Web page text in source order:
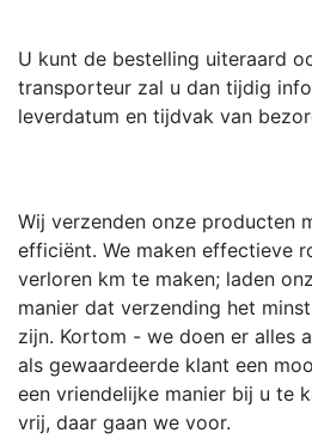
U kunt de bestelling uiteraard
transporteur zal u dan tijdig
leverdatum en tijdvak van
Wij verzenden onze producten
efficiënt. We maken effectieve
verloren km te maken; laden
manier dat verzending het
zijn. Kortom - we doen er alles
als gewaardeerde klant een
een vriendelijke manier bij u te
vrij, daar gaan we voor.